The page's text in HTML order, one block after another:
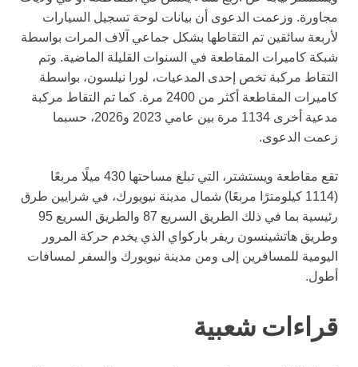
مجاورة. وزعمت الدعوى أن بيانات لوحة تسجيل السيارات
لأربعة سائقين تم التقاطها بشكل جماعي آلاف المرات بواسطة
شبكة كاميرات المقاطعة في السنوات القليلة الماضية. وتم
التقاط مركبة تخص إحدى المدعيات، لورا نيلسون، بواسطة
كاميرات المقاطعة أكثر من 2400 مرة. كما تم التقاط مركبة
مدعية أخرى 1134 مرة بين عامي 2023 و2026، حسبما
زعمت الدعوى.
تقع مقاطعة ويستشتر، التي تبلغ مساحتها 430 ميلًا مربعًا
(1114 كيلومترًا مربعًا) شمال مدينة نيويورك، في شرايين طرق
رئيسية بما في ذلك الطريق السريع 87 والطريق السريع 95
وطريق هاتشينسون ريفر باركواي الذي يخدم حركة المرور
اليومية للمسافرين إلى ومن مدينة نيويورك والسفر لمسافات
أطول.
قراءات شعبية